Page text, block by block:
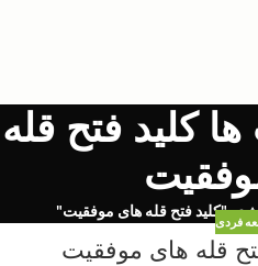
کلید فتح قله
"کلید فتح قله های موفقیت"
فردی
قله های موفقیت